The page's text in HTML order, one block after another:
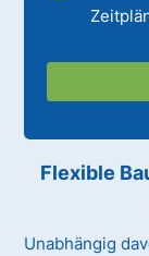
Flexible
Unabhängig